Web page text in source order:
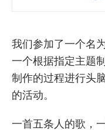
我们参加了一个名
一个根据指定主题
制作的过程进行头
的活动。
一首五条人的歌，